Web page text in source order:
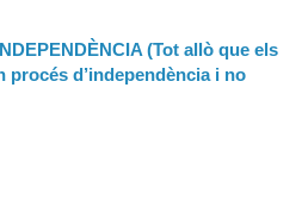
(Tot allò que els
procés d’independència i no